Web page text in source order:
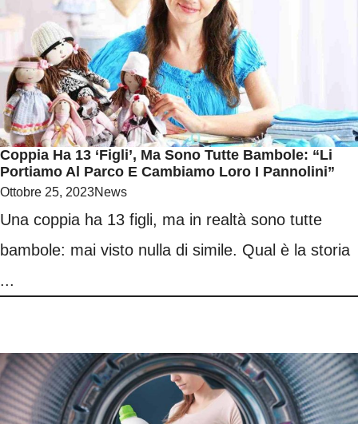
Coppia Ha 13 ‘figli’, Ma Sono Tutte Bambole: “Li
Portiamo Al Parco E Cambiamo Loro I Pannolini”
Ottobre 25, 2023News
Una coppia ha 13 figli, ma in realtà sono tutte
bambole: mai visto nulla di simile. Qual è la storia
...